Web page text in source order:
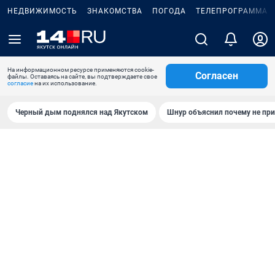
НЕДВИЖИМОСТЬ ЗНАКОМСТВА ПОГОДА ТЕЛЕПРОГРАММА
На информационном ресурсе применяются cookie-
файлы. Оставаясь на сайте, вы подтверждаете свое
согласиена их использование.
Согласен
Черный дым поднялся над Якутском Шнур объяснил почему не